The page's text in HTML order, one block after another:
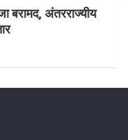
अंतरराज्यीय